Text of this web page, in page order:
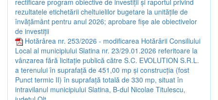
rezultatele etichetării cheltuielilor bugetare la unităţile de
învăţământ pentru anul 2026; aprobare fişe ale obiectivelor
de investiţii
Hotărârea nr. 253/2026 - modificarea Hotărârii Consiliului
Local al municipiului Slatina nr. 23/29.01.2026 referitoare la
vânzarea fără licitație publică către S.C. EVOLUTION S.R.L.
a terenului în suprafață de 451,00 mp și construcția (fost
Punct termic II) în suprafață totală de 330 mp, situat în
intravilanul municipiului Slatina, B-dul Nicolae Titulescu,